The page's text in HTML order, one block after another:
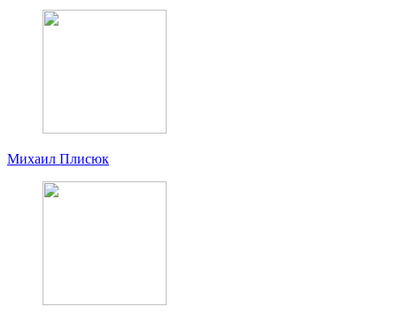
Михаил Плисюк